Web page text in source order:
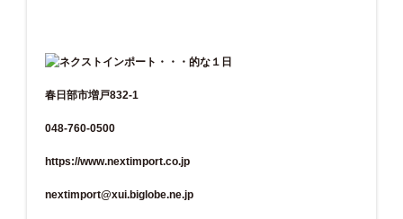
春日部市増戸832-1
048-760-0500
https://www.nextimport.co.jp
nextimport@xui.biglobe.ne.jp